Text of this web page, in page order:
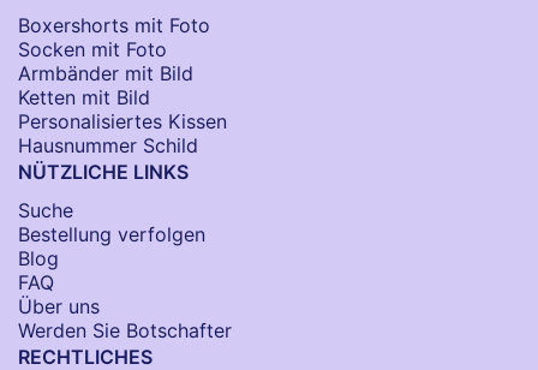
Boxershorts mit Foto
Socken​ mit Foto
Armbänder mit Bild​
Ketten mit Bild
Personalisiertes Kissen
Hausnummer Schild
NÜTZLICHE LINKS
Suche
Bestellung verfolgen
Blog
FAQ
Über uns
Werden Sie Botschafter
RECHTLICHES